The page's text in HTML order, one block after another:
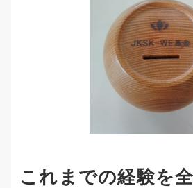
これまでの経験を